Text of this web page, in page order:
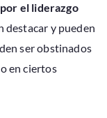
el liderazgo
destacar y pueden
ser obstinados
en ciertos